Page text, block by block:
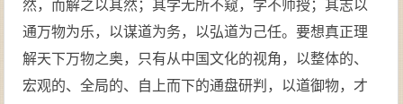
然，而解之以其然；其学无所不窥，学不师授；其志以
通万物为乐，以谋道为务，以弘道为己任。要想真正理
解天下万物之奥，只有从中国文化的视角，以整体的、
宏观的、全局的、自上而下的通盘研判，以道御物，才